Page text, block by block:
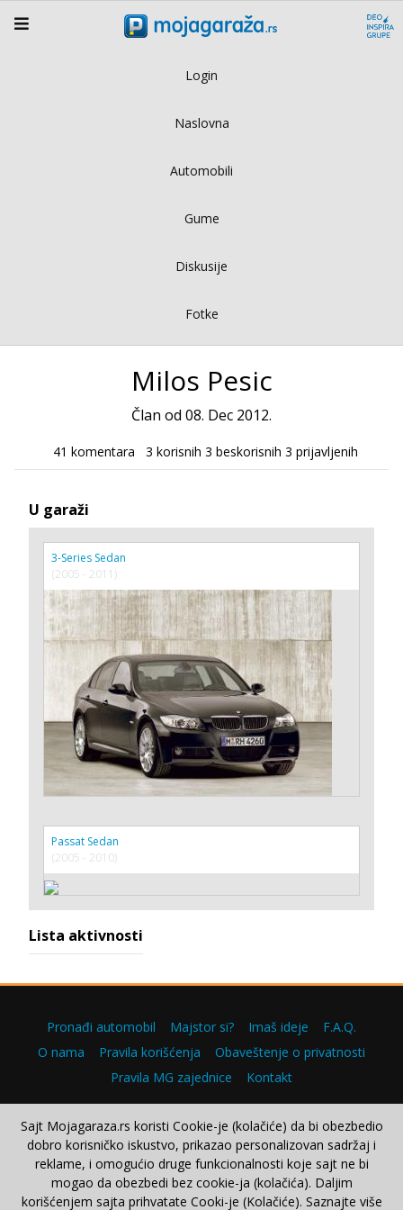
Login
Naslovna
Automobili
Gume
Diskusije
Fotke
Milos Pesic
Član od 08. Dec 2012.
41 komentara 3 korisnih 3 beskorisnih 3 prijavljenih
U garaži
3-Series Sedan
(2005 - 2011)
Passat Sedan
(2005 - 2010)
Lista aktivnosti
Pronađi automobil Majstor si? Imaš ideje
F.A.Q.
O nama
Pravila korišćenja
Obaveštenje o privatnosti
Pravila MG zajednice
Kontakt
Copyright © 2000–2026.
Sajt Mojagaraza.rs koristi Cookie-je (kolačiće) da bi obezbedio
dobro korisničko iskustvo, prikazao personalizovan sadržaj i
reklame, i omogućio druge funkcionalnosti koje sajt ne bi
mogao da obezbedi bez cookie-ja (kolačića). Daljim
korišćenjem sajta prihvatate Cooki-je (Kolačiće). Saznajte više